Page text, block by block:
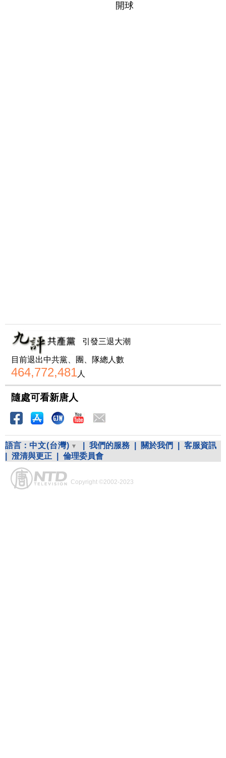
開球
引發三退大潮
目前退出中共黨、團、隊總人數
464,772,481人
隨處可看新唐人
語言： 中文(台灣) 我們的服務 關於我們
客服資訊
澄清與更正 倫理委員會
Copyright ©2002-2023